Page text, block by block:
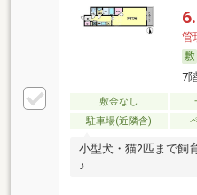
管
7
敷金なし
駐車場(近隣含)
小型犬・猫2匹まで飼
♪